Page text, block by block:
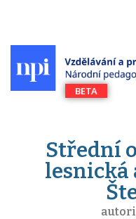
Střední
lesnická